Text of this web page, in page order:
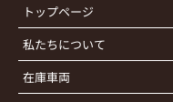
トップページ
私たちについて
在庫車両